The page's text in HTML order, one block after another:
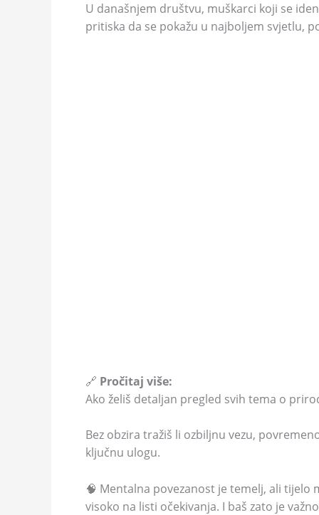
U današnjem društvu, muškarci koji se
pritiska da se pokažu u najboljem svjetlu,
🔗 Pročitaj više:
Ako želiš detaljan pregled svih tema o
Bez obzira tražiš li ozbiljnu vezu,
ključnu ulogu.
🧠 Mentalna povezanost je temelj, ali
visoko na listi očekivanja. I baš zato je